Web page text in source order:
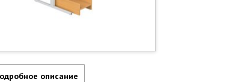
описание